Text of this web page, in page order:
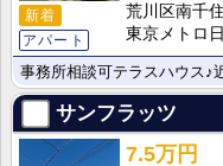
新着
アパート
荒川区南千住
東京メトロ
サンフラッツ
7.5万円